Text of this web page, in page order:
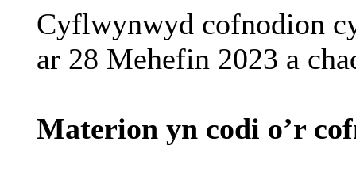
Cyflwynwyd cofnodion
ar28 Mehefin 2023 a
Materion yn codi o’r